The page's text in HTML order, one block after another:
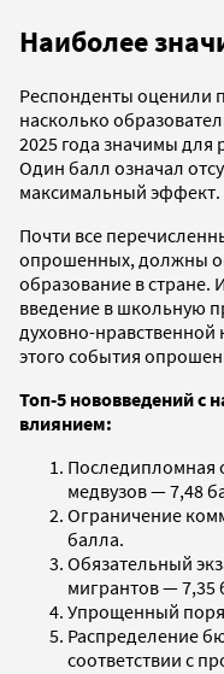
Наиболее
Респонденты оценили
насколько
2025 года значимы для
Один балл означал
максимальный эффект.
Почти все
опрошенных, должны
образование в стране.
введение в школьную
духовно-нравственной
этого события
Топ-5 нововведений с
влиянием:
Последипломная
медвузов — 7,48
Ограничение
балла.
Обязательный
мигрантов — 7,35
Упрощенный
Распределение
соответствии с